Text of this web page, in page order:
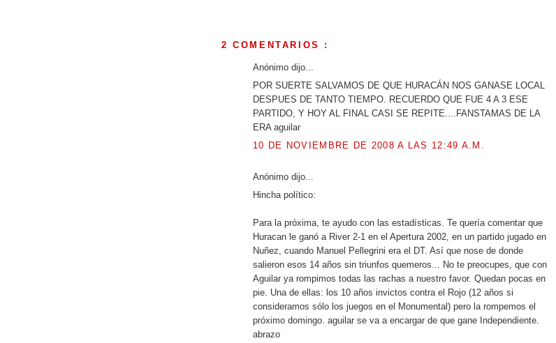
2 COMENTARIOS :
Anónimo dijo...
POR SUERTE SALVAMOS DE QUE HURACÁN NOS GANASE LOCAL
DESPUES DE TANTO TIEMPO. RECUERDO QUE FUE 4 A 3 ESE
PARTIDO, Y HOY AL FINAL CASI SE REPITE....FANSTAMAS DE LA
ERA aguilar
10 DE NOVIEMBRE DE 2008 A LAS 12:49 A.M.
Anónimo dijo...
Hincha político:
Para la próxima, te ayudo con las estadísticas. Te quería comentar que
Huracan le ganó a River 2-1 en el Apertura 2002, en un partido jugado en
Nuñez, cuando Manuel Pellegrini era el DT. Así que nose de donde
salieron esos 14 años sin triunfos quemeros... No te preocupes, que con
Aguilar ya rompimos todas las rachas a nuestro favor. Quedan pocas en
pie. Una de ellas: los 10 años invictos contra el Rojo (12 años si
consideramos sólo los juegos en el Monumental) pero la rompemos el
próximo domingo. aguilar se va a encargar de que gane Independiente.
abrazo